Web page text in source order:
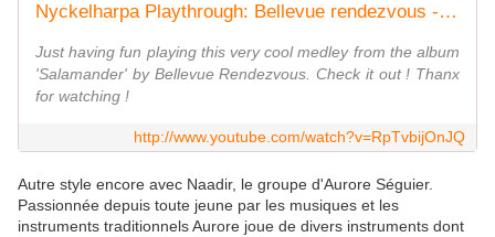
Nyckelharpa Playthrough: Bellevue rendezvous - Gabriel's Step/Bysse Calle No 32/Hasse A's
Just having fun playing this very cool medley from the album
'Salamander' by Bellevue Rendezvous. Check it out ! Thanx
for watching !
http://www.youtube.com/watch?v=RpTvbijOnJQ
Autre style encore avec Naadir, le groupe d'Aurore Séguier.
Passionnée depuis toute jeune par les musiques et les
instruments traditionnels Aurore joue de divers instruments dont